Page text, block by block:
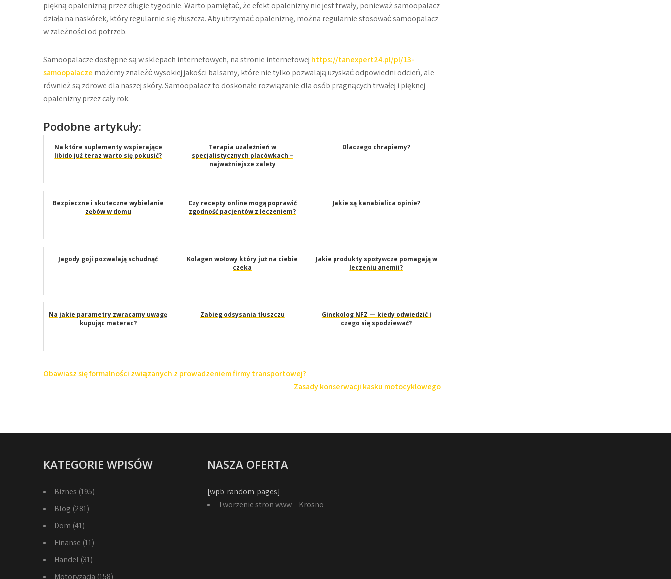
piękną opalenizną przez długie tygodnie. Warto pamiętać, że efekt opalenizny nie jest trwały, ponieważ samoopalacz
działa na naskórek, który regularnie się złuszcza. Aby utrzymać opaleniznę, można regularnie stosować samoopalacz
w zależności od potrzeb.
Samoopalacze dostępne są w sklepach internetowych, na stronie internetowej https://tanexpert24.pl/pl/13-
samoopalacze możemy znaleźć wysokiej jakości balsamy, które nie tylko pozwalają uzyskać odpowiedni odcień, ale
również są zdrowe dla naszej skóry. Samoopalacz to doskonałe rozwiązanie dla osób pragnących trwałej i pięknej
opalenizny przez cały rok.
Podobne artykuły:
Na które suplementy wspierające
libido już teraz warto się pokusić?
Terapia uzależnień w
specjalistycznych placówkach –
najważniejsze zalety
Dlaczego chrapiemy?
Bezpieczne i skuteczne wybielanie
zębów w domu
Czy recepty online mogą poprawić
zgodność pacjentów z leczeniem?
Jakie są kanabialica opinie?
Jagody goji pozwalają schudnąć
Kolagen wołowy który już na ciebie
czeka
Jakie produkty spożywcze pomagają w
leczeniu anemii?
Na jakie parametry zwracamy uwagę
kupując materac?
Zabieg odsysania tłuszczu
Ginekolog NFZ — kiedy odwiedzić i
czego się spodziewać?
Nawigacja
Obawiasz się formalności związanych z prowadzeniem firmy transportowej?
Zasady konserwacji kasku motocyklowego
KATEGORIE WPISÓW
Biznes (195)
Blog (281)
Dom (41)
Finanse (11)
Handel (31)
Motoryzacja (158)
NASZA OFERTA
[wpb-random-pages]
Tworzenie stron www – Krosno